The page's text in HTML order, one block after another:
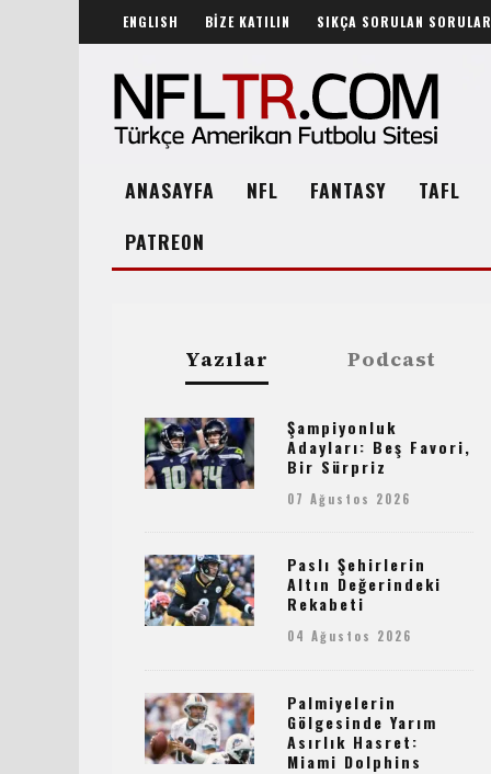
ENGLISH BİZE KATILIN SIKÇA SORULAN SORULAR
ANASAYFA NFL FANTASY TAFL
PATREON
Yazılar Podcast
Şampiyonluk
Adayları: Beş Favori,
Bir Sürpriz
07 Ağustos 2026
Paslı Şehirlerin
Altın Değerindeki
Rekabeti
04 Ağustos 2026
Palmiyelerin
Gölgesinde Yarım
Asırlık Hasret:
Miami Dolphins